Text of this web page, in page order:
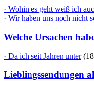
· Wohin es geht weiß ich
· Wir haben uns noch nicht
Welche Ursachen
· Da ich seit Jahren unter
Lieblingssendungen